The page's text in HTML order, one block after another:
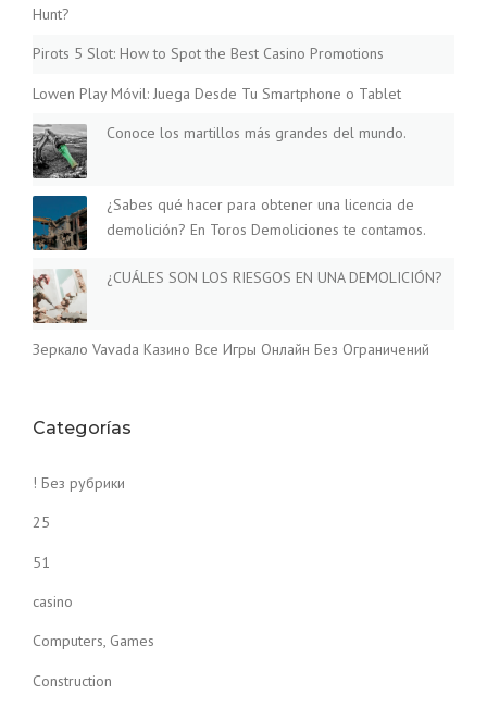
Hunt?
Pirots 5 Slot: How to Spot the Best Casino Promotions
Lowen Play Móvil: Juega Desde Tu Smartphone o Tablet
Conoce los martillos más grandes del mundo.
¿Sabes qué hacer para obtener una licencia de
demolición? En Toros Demoliciones te contamos.
¿CUÁLES SON LOS RIESGOS EN UNA DEMOLICIÓN?
Зеркало Vavada Казино Все Игры Онлайн Без Ограничений
Categorías
! Без рубрики
25
51
casino
Computers, Games
Construction